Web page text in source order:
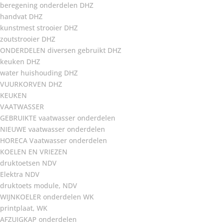
beregening onderdelen DHZ
handvat DHZ
kunstmest strooier DHZ
zoutstrooier DHZ
ONDERDELEN diversen gebruikt DHZ
keuken DHZ
water huishouding DHZ
VUURKORVEN DHZ
KEUKEN
VAATWASSER
GEBRUIKTE vaatwasser onderdelen
NIEUWE vaatwasser onderdelen
HORECA Vaatwasser onderdelen
KOELEN EN VRIEZEN
druktoetsen NDV
Elektra NDV
druktoets module, NDV
WIJNKOELER onderdelen WK
printplaat, WK
AFZUIGKAP onderdelen